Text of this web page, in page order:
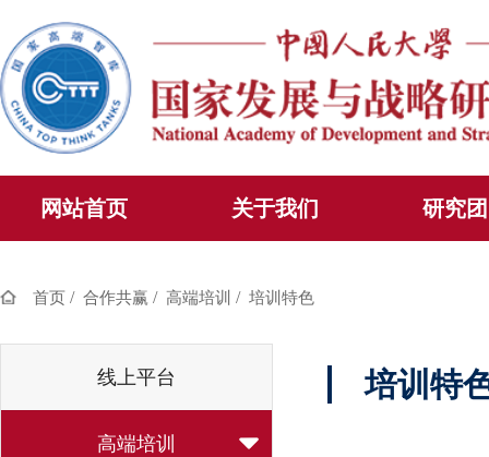
网站首页 关于我们 研究
首页 / 合作共赢 / 高端培训 / 培训特色
线上平台
高端培训
培训特